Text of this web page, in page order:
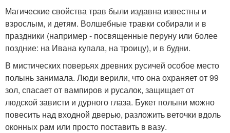
Магические свойства трав были издавна известны и
взрослым, и детям. Волшебные травки собирали и в
праздники (например - посвященные перуну или более
поздние: на Ивана купала, на троицу), и в будни.
В мистических поверьях древних русичей особое место
полынь занимала. Люди верили, что она охраняет от 99
зол, спасает от вампиров и русалок, защищает от
людской зависти и дурного глаза. Букет полыни можно
повесить над входной дверью, разложить веточки вдоль
оконных рам или просто поставить в вазу.